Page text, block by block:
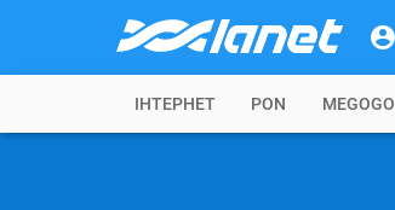
IНТЕРНЕТ PON MEGOGO